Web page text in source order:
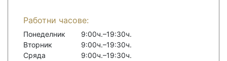
Работни часове:
Понеделник
9:00ч.–19:30ч.
Вторник
9:00ч.–19:30ч.
Сряда
9:00ч.–19:30ч.